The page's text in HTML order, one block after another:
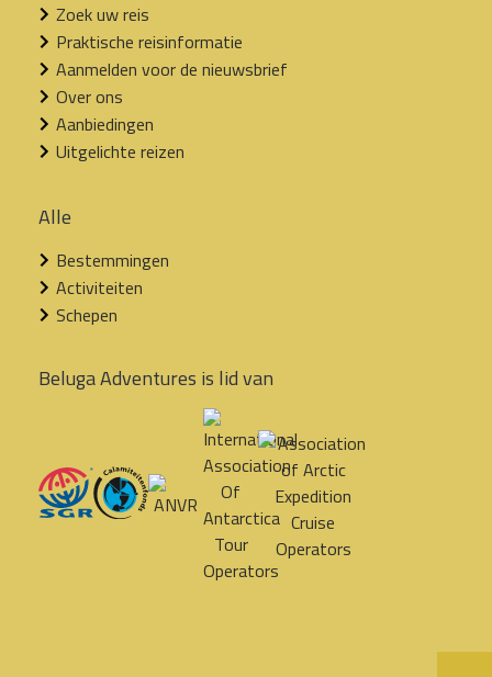
Zoek uw reis
Praktische reisinformatie
Aanmelden voor de nieuwsbrief
Over ons
Aanbiedingen
Uitgelichte reizen
Alle
Bestemmingen
Activiteiten
Schepen
Beluga Adventures is lid van